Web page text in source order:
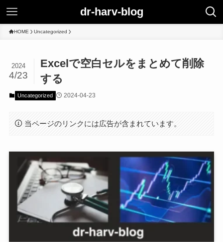
dr-harv-blog
HOME Uncategorized
Excelで空白セルをまとめて削除
する
2024
4/23
Uncategorized 2024-04-23
当ページのリンクには広告が含まれています。